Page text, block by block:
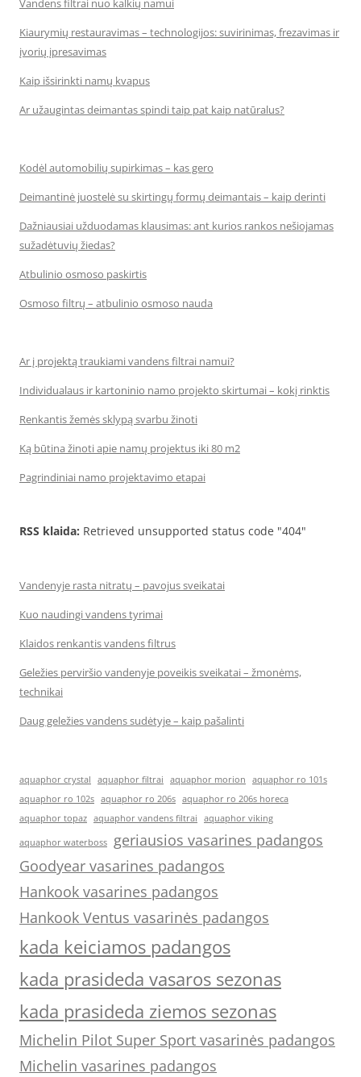
Vandens filtrai nuo kalkių namui
Kiaurymių restauravimas – technologijos: suvirinimas, frezavimas ir
įvorių įpresavimas
Kaip išsirinkti namų kvapus
Ar užaugintas deimantas spindi taip pat kaip natūralus?
Kodėl automobilių supirkimas – kas gero
Deimantinė juostelė su skirtingų formų deimantais – kaip derinti
Dažniausiai užduodamas klausimas: ant kurios rankos nešiojamas
sužadėtuvių žiedas?
Atbulinio osmoso paskirtis
Osmoso filtrų – atbulinio osmoso nauda
Ar į projektą traukiami vandens filtrai namui?
Individualaus ir kartoninio namo projekto skirtumai – kokį rinktis
Renkantis žemės sklypą svarbu žinoti
Ką būtina žinoti apie namų projektus iki 80 m2
Pagrindiniai namo projektavimo etapai
RSS klaida: Retrieved unsupported status code "404"
Vandenyje rasta nitratų – pavojus sveikatai
Kuo naudingi vandens tyrimai
Klaidos renkantis vandens filtrus
Geležies perviršio vandenyje poveikis sveikatai – žmonėms,
technikai
Daug geležies vandens sudėtyje – kaip pašalinti
aquaphor crystal aquaphor filtrai aquaphor morion
aquaphor ro 101s
aquaphor ro 102s aquaphor ro 206s aquaphor ro 206s horeca
aquaphor topaz aquaphor vandens filtrai aquaphor viking
aquaphor waterboss
geriausios vasarines padangos
Goodyear vasarines padangos
Hankook vasarines padangos
Hankook Ventus vasarinės padangos
kada keiciamos padangos
kada prasideda vasaros sezonas
kada prasideda ziemos sezonas
Michelin Pilot Super Sport vasarinės padangos
Michelin vasarines padangos